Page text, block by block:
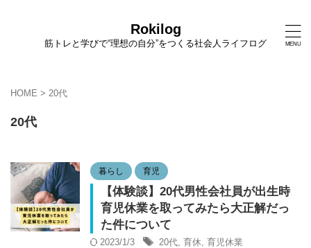
Rokilog
筋トレと学びで“理想の自分”をつくる社会人ライフログ
HOME > 20代
20代
暮らし 育児
【体験談】20代男性会社員が出生時
育児休業を取ってみたら大正解だっ
た件について
2023/1/3 20代, 育休, 育児休業